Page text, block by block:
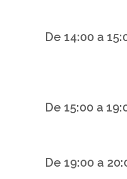
De 14:00 a
De 15:00 a
De 19:00 a